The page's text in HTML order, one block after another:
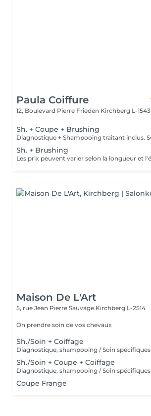
Paula Coiffure
12, Boulevard Pierre Frieden Kirchberg L-1543
Sh. + Coupe + Brushing
Sh. + Brushing
Maison De L'Art
5, rue Jean Pierre Sauvage Kirchberg L-2514
On prendre soin de vos chevaux
Sh./Soin + Coiffage
Sh./Soin + Coupe + Coiffage
Coupe Frange